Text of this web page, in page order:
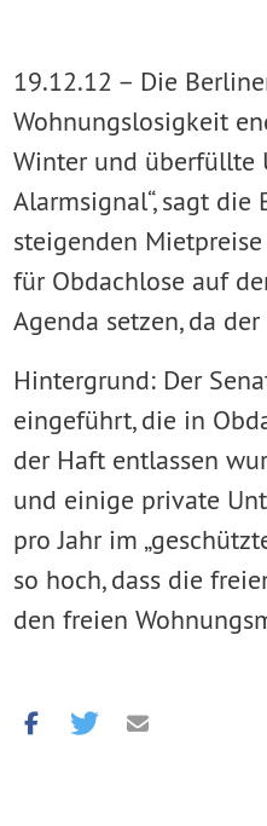
19.12.12 – Die
Wohnungslosigkeit
Winter und überfüllte
Alarmsignal“, sagt die
steigenden
für Obdachlose auf
Agenda setzen, da
Hintergrund: Der
eingeführt, die in
der Haft entlassen
und einige private
pro Jahr im
so hoch, dass die
den freien